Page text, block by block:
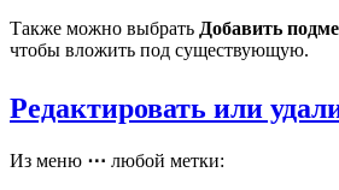
Также можно выбрать Добавить
чтобы вложить под существующую.
Редактировать или
Из меню ⋯ любой метки: